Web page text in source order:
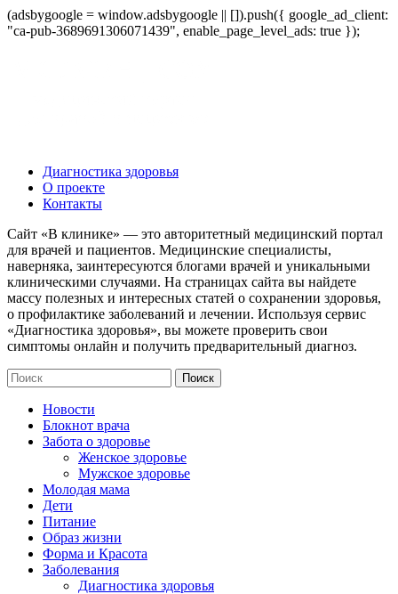
(adsbygoogle = window.adsbygoogle || []).push({ google_ad_client:
"ca-pub-3689691306071439", enable_page_level_ads: true });
Диагностика здоровья
О проекте
Контакты
Сайт «В клинике» — это авторитетный медицинский портал
для врачей и пациентов. Медицинские специалисты,
наверняка, заинтересуются блогами врачей и уникальными
клиническими случаями. На страницах сайта вы найдете
массу полезных и интересных статей о сохранении здоровья,
о профилактике заболеваний и лечении. Используя сервис
«Диагностика здоровья», вы можете проверить свои
симптомы онлайн и получить предварительный диагноз.
Новости
Блокнот врача
Забота о здоровье
Женское здоровье
Мужское здоровье
Молодая мама
Дети
Питание
Образ жизни
Форма и Красота
Заболевания
Диагностика здоровья